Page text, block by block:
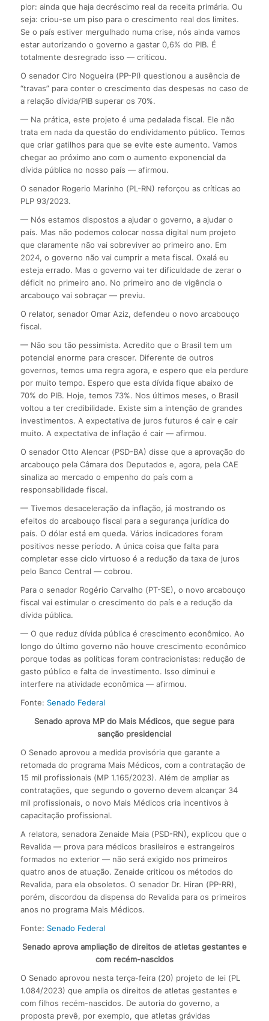
pior: ainda que haja decréscimo real da receita primária. Ou
seja: criou-se um piso para o crescimento real dos limites.
Se o país estiver mergulhado numa crise, nós ainda vamos
estar autorizando o governo a gastar 0,6% do PIB. É
totalmente desregrado isso — criticou.
O senador Ciro Nogueira (PP-PI) questionou a ausência de
“travas” para conter o crescimento das despesas no caso de
a relação dívida/PIB superar os 70%.
— Na prática, este projeto é uma pedalada fiscal. Ele não
trata em nada da questão do endividamento público. Temos
que criar gatilhos para que se evite este aumento. Vamos
chegar ao próximo ano com o aumento exponencial da
dívida pública no nosso país — afirmou.
O senador Rogerio Marinho (PL-RN) reforçou as críticas ao
PLP 93/2023.
— Nós estamos dispostos a ajudar o governo, a ajudar o
país. Mas não podemos colocar nossa digital num projeto
que claramente não vai sobreviver ao primeiro ano. Em
2024, o governo não vai cumprir a meta fiscal. Oxalá eu
esteja errado. Mas o governo vai ter dificuldade de zerar o
déficit no primeiro ano. No primeiro ano de vigência o
arcabouço vai sobraçar — previu.
O relator, senador Omar Aziz, defendeu o novo arcabouço
fiscal.
— Não sou tão pessimista. Acredito que o Brasil tem um
potencial enorme para crescer. Diferente de outros
governos, temos uma regra agora, e espero que ela perdure
por muito tempo. Espero que esta dívida fique abaixo de
70% do PIB. Hoje, temos 73%. Nos últimos meses, o Brasil
voltou a ter credibilidade. Existe sim a intenção de grandes
investimentos. A expectativa de juros futuros é cair e cair
muito. A expectativa de inflação é cair — afirmou.
O senador Otto Alencar (PSD-BA) disse que a aprovação do
arcabouço pela Câmara dos Deputados e, agora, pela CAE
sinaliza ao mercado o empenho do país com a
responsabilidade fiscal.
— Tivemos desaceleração da inflação, já mostrando os
efeitos do arcabouço fiscal para a segurança jurídica do
país. O dólar está em queda. Vários indicadores foram
positivos nesse período. A única coisa que falta para
completar esse ciclo virtuoso é a redução da taxa de juros
pelo Banco Central — cobrou.
Para o senador Rogério Carvalho (PT-SE), o novo arcabouço
fiscal vai estimular o crescimento do país e a redução da
dívida pública.
— O que reduz dívida pública é crescimento econômico. Ao
longo do último governo não houve crescimento econômico
porque todas as políticas foram contracionistas: redução de
gasto público e falta de investimento. Isso diminui e
interfere na atividade econômica — afirmou.
Fonte: Senado Federal
Senado aprova MP do Mais Médicos, que segue para
sanção presidencial
O Senado aprovou a medida provisória que garante a
retomada do programa Mais Médicos, com a contratação de
15 mil profissionais (MP 1.165/2023). Além de ampliar as
contratações, que segundo o governo devem alcançar 34
mil profissionais, o novo Mais Médicos cria incentivos à
capacitação profissional.
A relatora, senadora Zenaide Maia (PSD-RN), explicou que o
Revalida — prova para médicos brasileiros e estrangeiros
formados no exterior — não será exigido nos primeiros
quatro anos de atuação. Zenaide criticou os métodos do
Revalida, para ela obsoletos. O senador Dr. Hiran (PP-RR),
porém, discordou da dispensa do Revalida para os primeiros
anos no programa Mais Médicos.
Fonte: Senado Federal
Senado aprova ampliação de direitos de atletas gestantes e
com recém-nascidos
O Senado aprovou nesta terça-feira (20) projeto de lei (PL
1.084/2023) que amplia os direitos de atletas gestantes e
com filhos recém-nascidos. De autoria do governo, a
proposta prevê, por exemplo, que atletas grávidas